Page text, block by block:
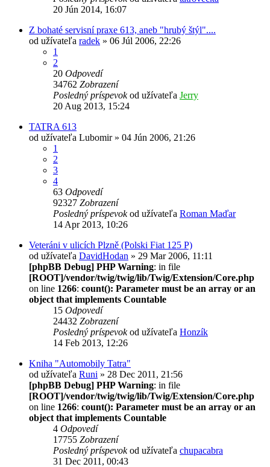
20 Jún 2014, 16:07
Z bohaté servisní praxe 613, aneb "hrubý štýl"....
od užívateľa radek » 06 Júl 2006, 22:26
1
2
20 Odpovedí
34762 Zobrazení
Posledný príspevokod užívateľa Jerry
20 Aug 2013, 15:24
TATRA 613
od užívateľa Lubomir» 04 Jún 2006, 21:26
1
2
3
4
63 Odpovedí
92327 Zobrazení
Posledný príspevokod užívateľa Roman Maďar
14 Apr 2013, 10:26
Veteráni v ulicích Plzně (Polski Fiat 125 P)
od užívateľa DavidHodan » 29 Mar 2006, 11:11
[phpBB Debug] PHP Warning: in file
[ROOT]/vendor/twig/twig/lib/Twig/Extension/Core.php
on line 1266: count(): Parameter must be an array or an
object that implements Countable
15 Odpovedí
24432 Zobrazení
Posledný príspevokod užívateľa Honzík
14 Feb 2013, 12:26
Kniha "Automobily Tatra"
od užívateľa Runi » 28 Dec 2011, 21:56
[phpBB Debug] PHP Warning: in file
[ROOT]/vendor/twig/twig/lib/Twig/Extension/Core.php
on line 1266: count(): Parameter must be an array or an
object that implements Countable
4 Odpovedí
17755 Zobrazení
Posledný príspevokod užívateľa chupacabra
31 Dec 2011, 00:43